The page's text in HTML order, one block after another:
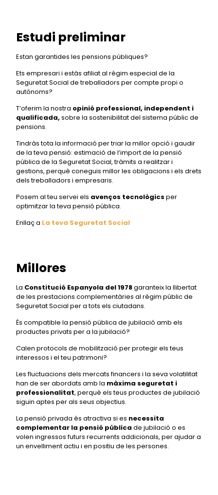
Estudi preliminar
Estan garantides les pensions públiques?
Ets empresari i estàs afiliat al règim especial de la
Seguretat Social de treballadors per compte propi o
autònoms?
T’oferim la nostra opinió professional, independent i
qualificada, sobre la sostenibilitat del sistema públic de
pensions.
Tindràs tota la informació per triar la millor opció i gaudir
de la teva pensió: estimació de l’import de la pensió
pública de la Seguretat Social, tràmits a realitzar i
gestions, perquè coneguis millor les obligacions i els drets
dels treballadors i empresaris.
Posem al teu servei els avenços tecnològics per
optimitzar la teva pensió pública.
Enllaç a La teva Seguretat Social
Millores
La Constitució Espanyola del 1978garanteix la llibertat
de les prestacions complementàries al règim públic de
Seguretat Social per a tots els ciutadans.
És compatible la pensió pública de jubilació amb els
productes privats per a la jubilació?
Calen protocols de mobilització per protegir els teus
interessos i el teu patrimoni?
Les fluctuacions dels mercats financers i la seva volatilitat
han de ser abordats amb la màxima seguretat i
professionalitat, perquè els teus productes de jubilació
siguin aptes per als seus objectius.
La pensió privada és atractiva si es necessita
complementar la pensió pública de jubilació o es
volen ingressos futurs recurrents addicionals, per ajudar a
un envelliment actiu i en positiu de les persones.